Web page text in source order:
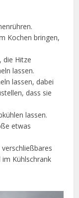
Kochen bringen,
die Hitze
lassen.
lassen, dabei
dass sie
lassen.
etwas
Kühlschrank